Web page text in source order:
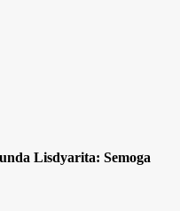
Lisdyarita: Semoga